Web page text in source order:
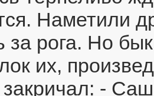
Наметили
за рога. Но
их,
закричал: -